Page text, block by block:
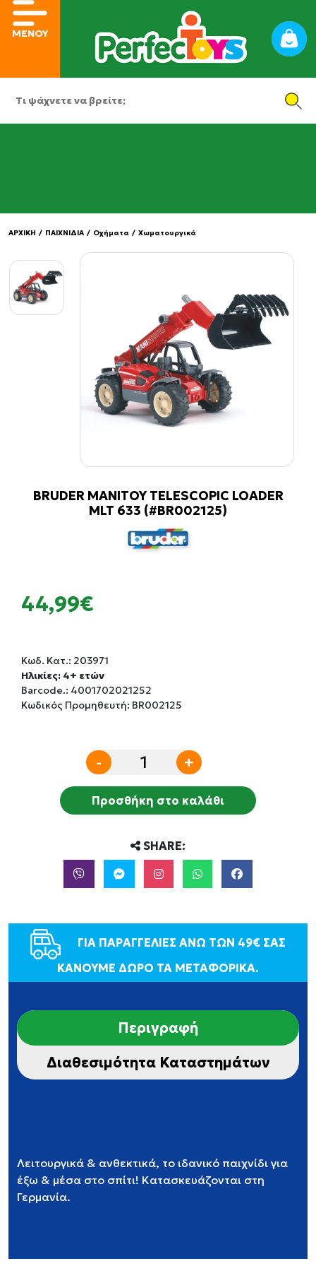
ΜΕΝΟΥ
ΑΡΧΙΚΗ / ΠΑΙΧΝΙΔΙΑ / Οχήματα / Χωματουργικά
BRUDER MANITOY TELESCOPIC LOADER
MLT 633 (#BR002125)
44,99€
Κωδ. Κατ.: 203971
Ηλικίες: 4+ ετών
Barcode.: 4001702021252
Κωδικός Προμηθευτή: BR002125
- +
Προσθήκη στο καλάθι
SHARE:
ΓΙΑ ΠΑΡΑΓΓΕΛΙΕΣ ΑΝΩ ΤΩΝ 49€ ΣΑΣ
ΚΑΝΟΥΜΕ ΔΩΡΟ ΤΑ ΜΕΤΑΦΟΡΙΚΑ.
Περιγραφή
Διαθεσιμότητα Καταστημάτων
Λειτουργικά & ανθεκτικά, το ιδανικό παιχνίδι για
έξω & μέσα στο σπίτι! Κατασκευάζονται στη
Γερμανία.